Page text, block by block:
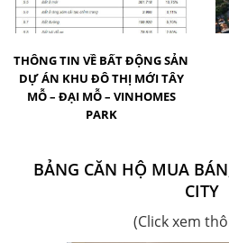
THÔNG TIN VỀ BẤT ĐỘNG SẢN
DỰ ÁN KHU ĐÔ THỊ MỚI TÂY
MỖ – ĐẠI MỖ – VINHOMES
PARK
BẢNG CĂN HỘ MUA
CITY
(Click xem